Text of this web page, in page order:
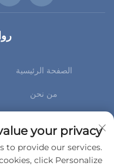
الصفحة الرئيسية
من نحن
اشترك لتصلك
your privacy
to provide our services.
click Personalize